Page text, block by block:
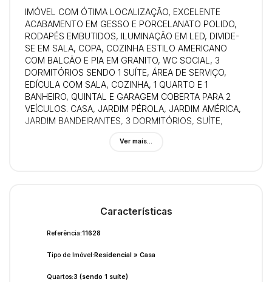
IMÓVEL COM ÓTIMA LOCALIZAÇÃO, EXCELENTE
ACABAMENTO EM GESSO E PORCELANATO POLIDO,
RODAPÉS EMBUTIDOS, ILUMINAÇÃO EM LED, DIVIDE-
SE EM SALA, COPA, COZINHA ESTILO AMERICANO
COM BALCÃO E PIA EM GRANITO, WC SOCIAL, 3
DORMITÓRIOS SENDO 1 SUÍTE, ÁREA DE SERVIÇO,
EDÍCULA COM SALA, COZINHA, 1 QUARTO E 1
BANHEIRO, QUINTAL E GARAGEM COBERTA PARA 2
VEÍCULOS. CASA, JARDIM PÉROLA, JARDIM AMÉRICA,
JARDIM BANDEIRANTES, 3 DORMITÓRIOS, SUÍTE,
Ver mais...
Características
Referência:11628
Tipo de Imóvel:Residencial » Casa
Quartos:3 (sendo 1 suíte)